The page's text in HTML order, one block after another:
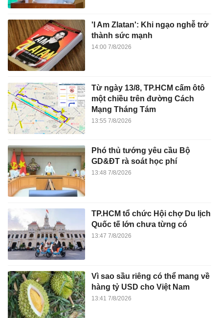
'I Am Zlatan': Khi ngạo nghễ trở
thành sức mạnh
14:00 7/8/2026
Từ ngày 13/8, TP.HCM cấm ôtô
một chiều trên đường Cách
Mạng Tháng Tám
13:55 7/8/2026
Phó thủ tướng yêu cầu Bộ
GD&ĐT rà soát học phí
13:48 7/8/2026
TP.HCM tổ chức Hội chợ Du lịch
Quốc tế lớn chưa từng có
13:47 7/8/2026
Vì sao sầu riêng có thể mang về
hàng tỷ USD cho Việt Nam
13:41 7/8/2026